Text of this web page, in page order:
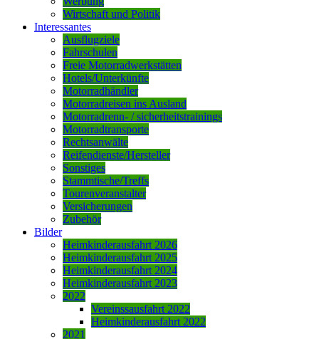
Wirtschaft und Politik
Interessantes
Ausflugziele
Fahrschulen
Freie Motorradwerkstätten
Hotels/Unterkünfte
Motorradhändler
Motorradreisen ins Ausland
Motorradrenn- / sicherheitstrainings
Motorradtransporte
Rechtsanwälte
Reifendienste/Hersteller
Sonstiges
Stammtische/Treffs
Tourenveranstalter
Versicherungen
Zubehör
Bilder
Heimkinderausfahrt 2026
Heimkinderausfahrt 2025
Heimkinderausfahrt 2024
Heimkinderausfahrt 2023
2022
Vereinssausfahrt 2022
Heimkinderausfahrt 2022
2021